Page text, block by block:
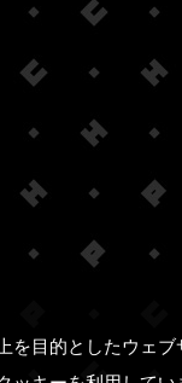
を目的としたウェ